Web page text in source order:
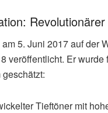
5. Juni 2017 auf der
veröffentlicht. Er
Tieftöner mit